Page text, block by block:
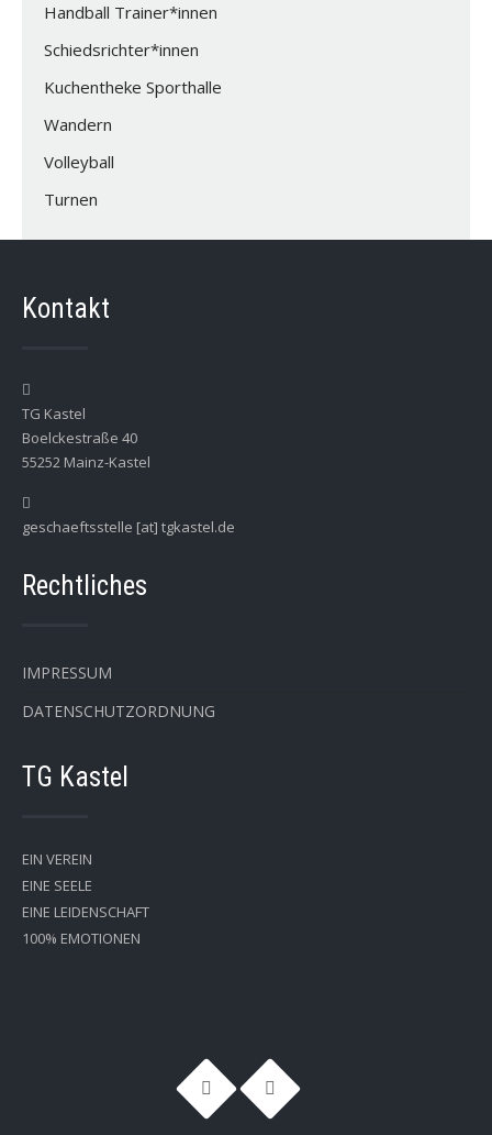
Handball Trainer*innen
Schiedsrichter*innen
Kuchentheke Sporthalle
Wandern
Volleyball
Turnen
Kontakt
TG Kastel
Boelckestraße 40
55252 Mainz-Kastel
geschaeftsstelle [at] tgkastel.de
Rechtliches
IMPRESSUM
DATENSCHUTZORDNUNG
TG Kastel
EIN VEREIN
EINE SEELE
EINE LEIDENSCHAFT
100% EMOTIONEN